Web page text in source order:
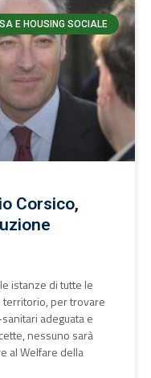
E HOUSING SOCIALE
Corsico,
istanze di tutte le
territorio, per trovare
adeguata e
nessuno sarà
al Welfare della